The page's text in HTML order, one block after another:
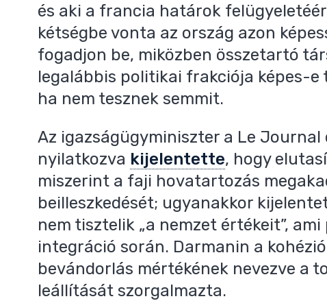
és aki a francia határok
kétségbe vonta az ország azon
fogadjon be, miközben összetartó
legalábbis politikai frakciója képes-
ha nem tesznek semmit.
Az igazságügyminiszter a Le
nyilatkozva kijelentette, hogy
miszerint a faji hovatartozás
beilleszkedését; ugyanakkor
nem tisztelik „a nemzet értékeit”,
integráció során. Darmanin a
bevándorlás mértékének nevezve a
leállítását szorgalmazta.